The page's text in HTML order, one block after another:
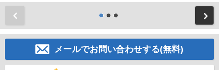
メールでお問い合わせする(無料)